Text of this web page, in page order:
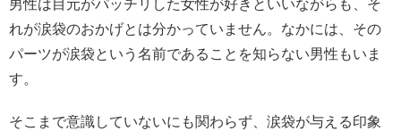
男性は目元がパッチリした女性が好きといいながらも、そ
れが涙袋のおかげとは分かっていません。なかには、その
パーツが涙袋という名前であることを知らない男性もいま
す。
そこまで意識していないにも関わらず、涙袋が与える印象